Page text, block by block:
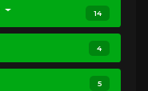
14
4
5